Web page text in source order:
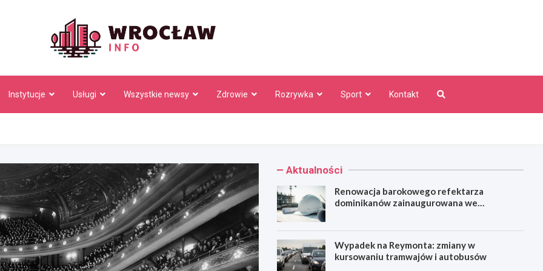
Instytucje Usługi Wszystkie newsy Zdrowie Rozrywka Sport Kontakt
Aktualności
Renowacja barokowego refektarza
dominikanów zainaugurowana we
Wypadek na Reymonta: zmiany w
kursowaniu tramwajów i autobusów